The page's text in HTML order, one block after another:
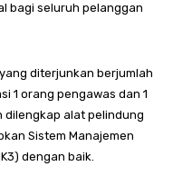
bagi seluruh pelanggan
diterjunkan berjumlah
1 orang pengawas dan 1
dilengkap alat pelindung
Sistem Manajemen
dengan baik.